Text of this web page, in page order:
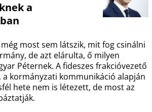
a
most sem látszik, mit fog csinálni
de azt elárulta, ő milyen
Péternek. A fideszes frakcióvezető
a kormányzati kommunikáció alapján
hete nem is létezett, de most az